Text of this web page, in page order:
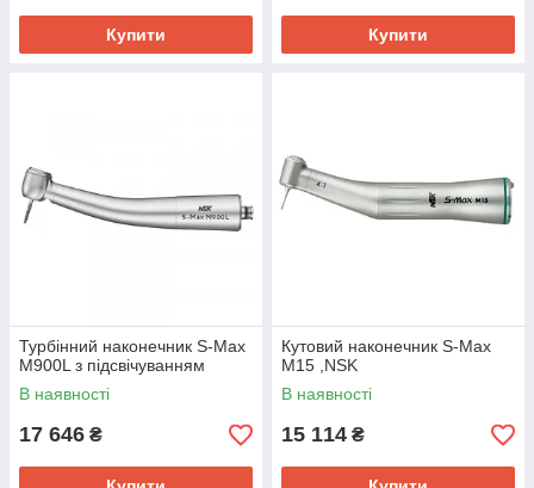
Купити Купити
Турбінний наконечник S-Max
M900L з підсвічуванням
В наявності
17 646 ₴
Кутовий наконечник S-Max
M15 ,NSK
В наявності
15 114 ₴